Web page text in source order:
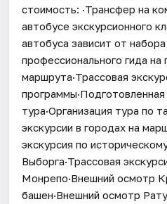
стоимость: ·Трансфер на
автобусе экскурсионного
автобуса зависит от
профессионального гида на
маршрута·Трассовая
тура·Организация тура по
экскурсии в городах на
экскурсия по
Выборга·Трассовая
Монрепо·Внешний осмотр
башен·Внешний осмотр